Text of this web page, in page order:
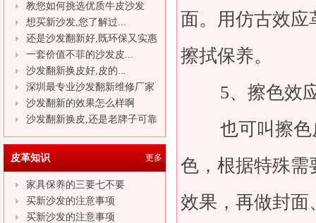
教您如何挑选优质牛皮沙发
想买新沙发,您了解过...
还是沙发翻新好,既环保又实惠
一套价值不菲的沙发皮...
沙发翻新换皮好,皮的...
深圳最专业沙发翻新维修厂家
沙发翻新的效果怎么样啊
沙发翻新换皮,还是老牌子可靠
皮革知识 更多
家具保养的三要七不要
买新沙发的注意事项
买新沙发的注意事项
面。用仿古效应
擦拭保养。
5、擦色效
也可叫擦色
色，根据特殊需
效果，再做封面